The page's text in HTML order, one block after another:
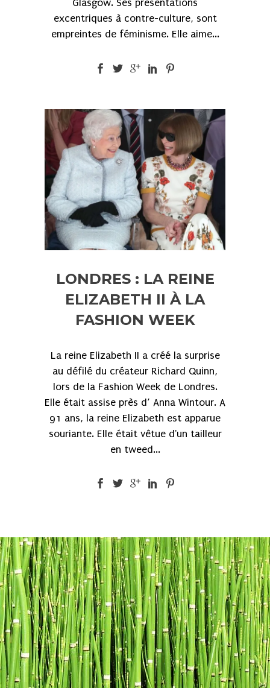
Glasgow. Ses présentations
excentriques à contre-culture, sont
empreintes de féminisme. Elle aime...
LONDRES : LA REINE
ELIZABETH II À LA
FASHION WEEK
La reine Elizabeth II a créé la surprise
au défilé du créateur Richard Quinn,
lors de la Fashion Week de Londres.
Elle était assise près d’ Anna Wintour. A
91 ans, la reine Elizabeth est apparue
souriante. Elle était vêtue d'un tailleur
en tweed...